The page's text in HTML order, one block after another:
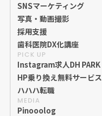
SNSマーケティング
写真・動画撮影
採用支援
歯科医院DX化講座
PICK UP
Instagram求人DH PARK
HP乗り換え無料サービス
ハハハ転職
MEDIA
Pinooolog